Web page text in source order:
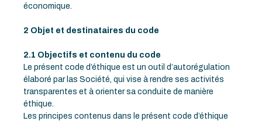
économique.
2 Objet et destinataires du code
2.1 Objectifs et contenu du code
Le présent code d’éthique est un outil d’autorégulation
élaboré par las Société, qui vise à rendre ses activités
transparentes et à orienter sa conduite de manière
éthique.
Les principes contenus dans le présent code d’éthique